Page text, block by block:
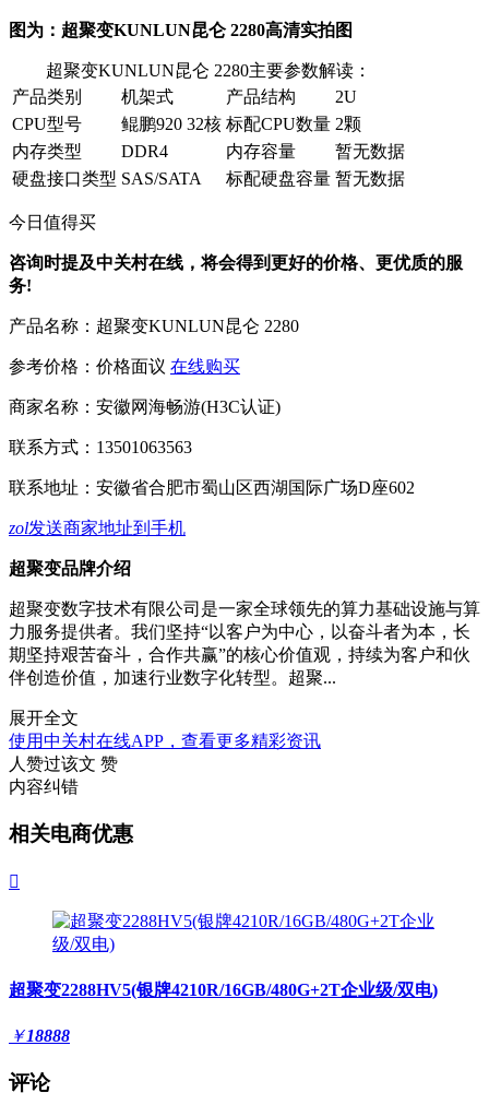
图为：超聚变KUNLUN昆仑 2280高清实拍图
超聚变KUNLUN昆仑 2280主要参数解读：
产品类别
机架式 产品结构
2U
CPU型号
鲲鹏920 32核 标配CPU数量 2颗
内存类型
DDR4 内存容量
暂无数据
硬盘接口类型 SAS/SATA 标配硬盘容量 暂无数据
今日值得买
咨询时提及中关村在线，将会得到更好的价格、更优质的服
务!
产品名称： 超聚变KUNLUN昆仑 2280
参考价格： 价格面议 在线购买
商家名称： 安徽网海畅游(H3C认证)
联系方式： 13501063563
联系地址： 安徽省合肥市蜀山区西湖国际广场D座602
zol发送商家地址到手机
超聚变品牌介绍
超聚变数字技术有限公司是一家全球领先的算力基础设施与算
力服务提供者。我们坚持“以客户为中心，以奋斗者为本，长
期坚持艰苦奋斗，合作共赢”的核心价值观，持续为客户和伙
伴创造价值，加速行业数字化转型。超聚...
展开全文
使用中关村在线APP，查看更多精彩资讯
人赞过该文 赞
内容纠错
相关电商优惠

超聚变2288HV5(银牌4210R/16GB/480G+2T企业级/双电)
￥18888
评论